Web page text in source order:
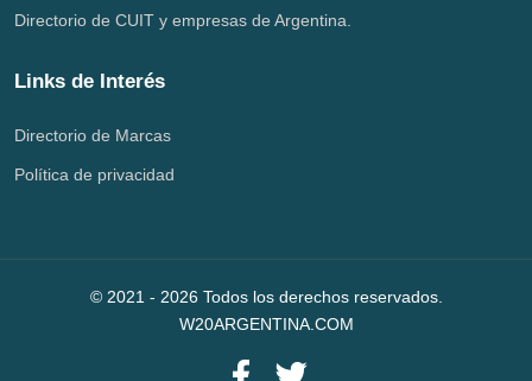
Directorio de CUIT y empresas de Argentina.
Links de Interés
Directorio de Marcas
Política de privacidad
© 2021 - 2026 Todos los derechos reservados.
W20ARGENTINA.COM